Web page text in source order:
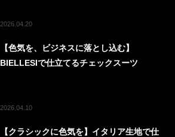
2026.04.20
【色気を、ビジネスに落とし込む】
BIELLESIで仕立てるチェックスーツ
2026.04.10
【クラシックに色気を】イタリア生地で仕